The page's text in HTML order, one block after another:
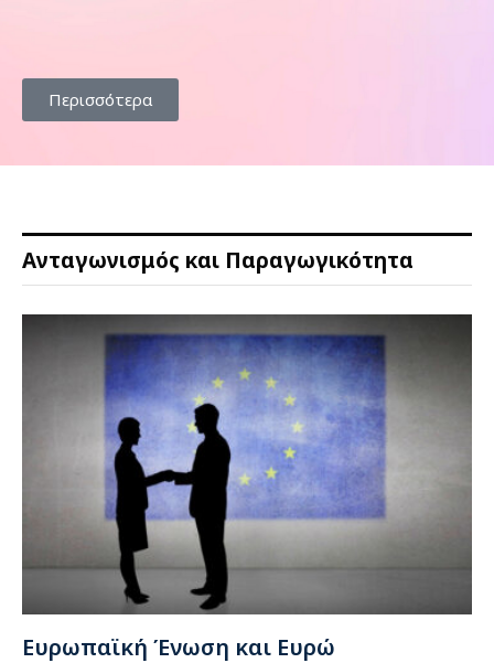
Περισσότερα
Ανταγωνισμός και Παραγωγικότητα
Ευρωπαϊκή Ένωση και Ευρώ